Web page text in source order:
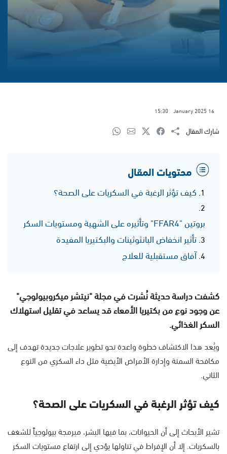
16 January 2025
15:30
شارك المقال
محتويات المقال
كيف تؤثر الرغبة في السكريات على الصحة؟
بروتين "FFAR4" وتأثيره على الشهية ومستويات السكر
تأثير انخفاض البانثوثينات والبكتيريا المفيدة
آفاق مستقبلية للعلاج
كشفت دراسة حديثة نُشرت في مجلة "نيتشر ميكروبيولوجي"
عن وجود نوع من بكتيريا الأمعاء قد يساعد في تقليل استهلاك
السكر الغذائي.
ويُعد هذا الاكتشاف خطوة واعدة نحو تطوير علاجات جديدة تهدف إلى
مكافحة السمنة وإدارة الأمراض الأيضية مثل داء السكري من النوع
الثاني.
كيف تؤثر الرغبة في السكريات على الصحة؟
تشير الأبحاث إلى أن الحيوانات، بما فيها البشر، مبرمجة بيولوجياً للشغف
بالسكريات. إلا أن الإفراط في تناولها يؤدي إلى ارتفاع مستويات السكر